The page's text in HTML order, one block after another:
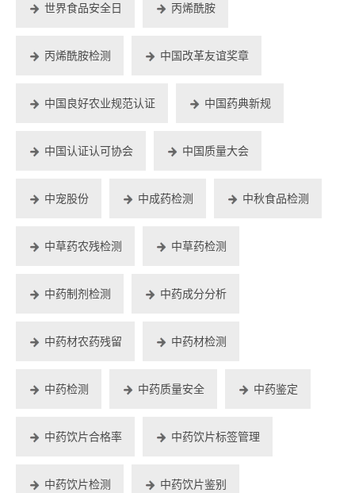
世界食品安全日 丙烯酰胺
丙烯酰胺检测 中国改革友谊奖章
中国良好农业规范认证 中国药典新规
中国认证认可协会 中国质量大会
中宠股份 中成药检测 中秋食品检测
中草药农残检测 中草药检测
中药制剂检测 中药成分分析
中药材农药残留 中药材检测
中药检测 中药质量安全 中药鉴定
中药饮片合格率 中药饮片标签管理
中药饮片检测 中药饮片鉴别